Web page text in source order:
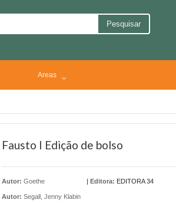
Pesquisar
Areas
Fausto I Edição de bolso
Autor: Goethe
Autor: Segall, Jenny Klabin
| Editora: EDITORA 34